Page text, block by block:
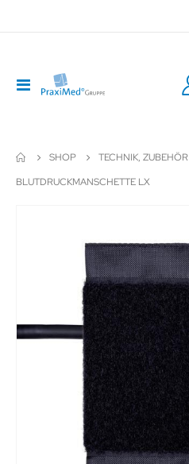
Navigation
umschalten
SHOP TECHNIK, ZUBEHÖR
BLUTDRUCKMANSCHETTE LX